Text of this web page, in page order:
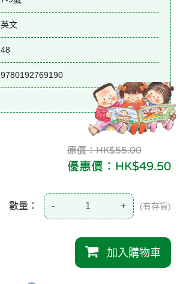
英文
48
9780192769190
原價：HK$55.00
優惠價：HK$49.50
數量： - + (有存貨)
加入購物車